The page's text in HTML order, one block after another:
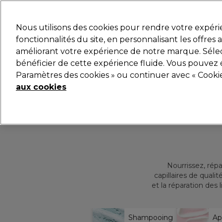
Marques Bons plans Coiffure Electro et
Livraison et délais
Nourrissez,
capillaires de
et la réparation des
Shampooing
Nous utilisons des cookies pour rendre votre
fonctionnalités du site, en personnalisant les offres
améliorant votre expérience de notre marque.
bénéficier de cette expérience fluide. Vous pouvez
Paramètres des cookies » ou continuer avec «
aux cookies